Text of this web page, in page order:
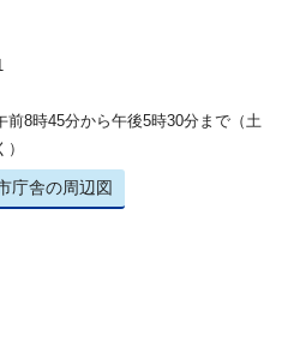
8時45分から午後5時30分まで（土
庁舎の周辺図